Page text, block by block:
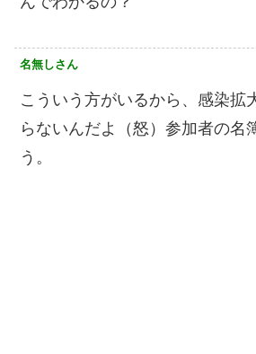
名無しさん
こういう方がいるから、感染拡
らないんだよ（怒）参加者の名
う。